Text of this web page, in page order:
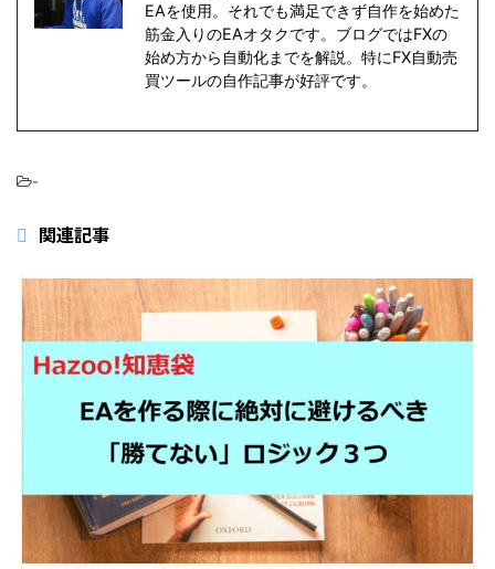
EAを使用。それでも満足できず自作を始めた
筋金入りのEAオタクです。ブログではFXの
始め方から自動化までを解説。特にFX自動売
買ツールの自作記事が好評です。
-
関連記事